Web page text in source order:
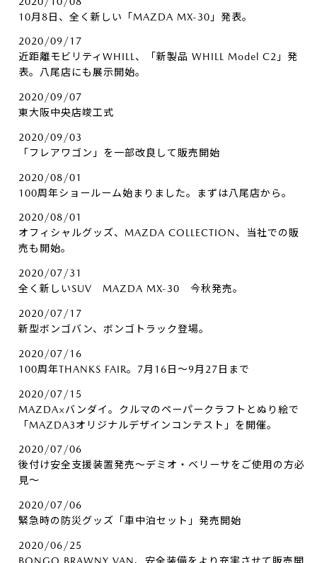
10月8日、全く新しい「MAZDA MX-30」発表。
2020/09/17
近距離モビリティWHILL、「新製品 WHILL Model C2」発
表。八尾店にも展示開始。
2020/09/07
東大阪中央店竣工式
2020/09/03
「フレアワゴン」を一部改良して販売開始
2020/08/01
100周年ショールーム始まりました。まずは八尾店から。
2020/08/01
オフィシャルグッズ、MAZDA COLLECTION、当社での販
売も開始。
2020/07/31
全く新しいSUV MAZDA MX-30 今秋発売。
2020/07/17
新型ボンゴバン、ボンゴトラック登場。
2020/07/16
100周年THANKS FAIR。7月16日～9月27日まで
2020/07/15
MAZDA×バンダイ。クルマのペーパークラフトとぬり絵で
「MAZDA3オリジナルデザインコンテスト」を開催。
2020/07/06
後付け安全支援装置発売～デミオ・ベリーサをご使用の方必
見～
2020/07/06
緊急時の防災グッズ「車中泊セット」発売開始
2020/06/25